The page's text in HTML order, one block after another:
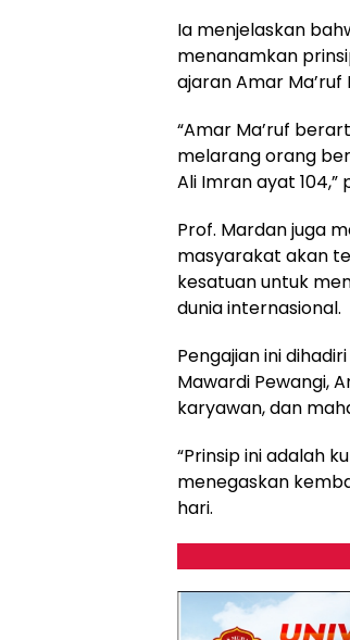
Ia menjelaskan
menanamkan
ajaran Amar Ma’ruf
“Amar Ma’ruf
melarang orang
Ali Imran ayat 104,”
Prof. Mardan juga
masyarakat akan
kesatuan untuk
dunia internasional.
Pengajian ini
Mawardi Pewangi,
karyawan, dan
“Prinsip ini adalah
menegaskan
hari.